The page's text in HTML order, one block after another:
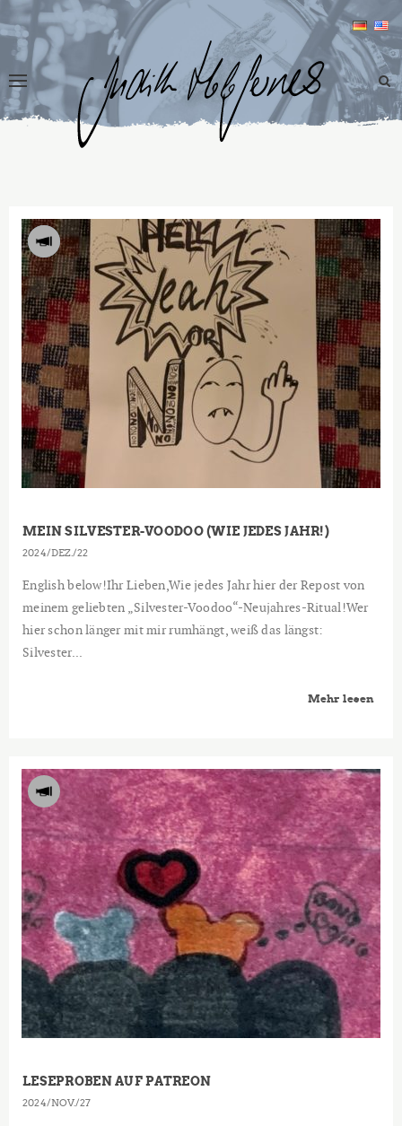
MEIN SILVESTER-VOODOO (WIE JEDES JAHR!)
2024 DEZ. 22
English below!Ihr Lieben,Wie jedes Jahr hier der Repost von
meinem geliebten „Silvester-Voodoo“-Neujahres-Ritual!Wer
hier schon länger mit mir rumhängt, weiß das längst:
Silvester...
Mehr lesen
LESEPROBEN AUF PATREON
2024 NOV. 27